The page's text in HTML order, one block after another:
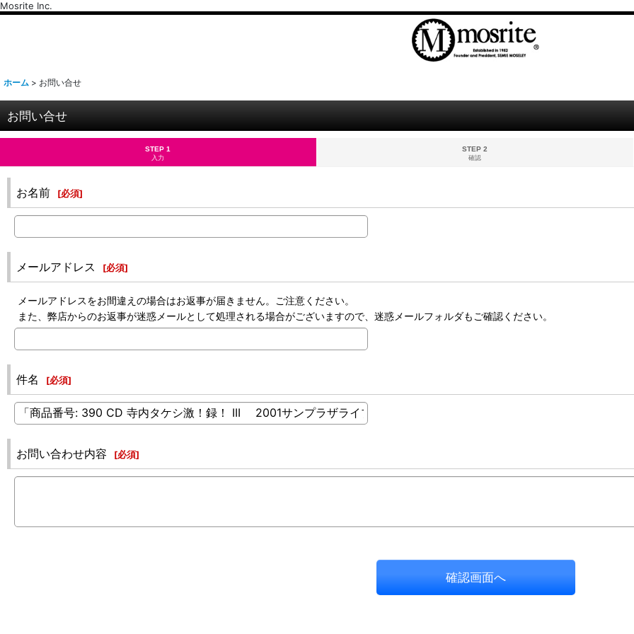
Mosrite Inc.
ホーム > お問い合せ
お問い合せ
STEP 1
入力
STEP 2
確認
お名前 [必須]
メールアドレス [必須]
メールアドレスをお間違えの場合はお返事が届きません。ご注意ください。
また、弊店からのお返事が迷惑メールとして処理される場合がございますので、迷惑メールフォルダもご確認ください。
件名 [必須]
お問い合わせ内容 [必須]
確認画面へ